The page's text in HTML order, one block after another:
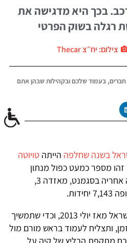
בכך היא מדגישה את
רגלה בשוק הפרטי
צילום: יח״צ Thecar
בעמוד שלכם ובקהילות שבהן אתם
בשנה שחלפה הייתה טויוטה
מסירות. זהו מספר כמעט כפול מנתון
המסירות של המכונית הבאה אחריה בסגמנט, מאזדה 3,
הנוכחית משווקת בישראל מאז יולי 2013, וכדי שתמשיך
ותצליח לעמוד בראש מורם מול